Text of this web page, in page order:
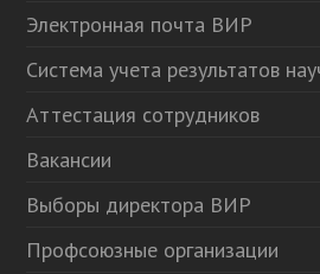
Электронная почта ВИР
Система учета результатов
Аттестация сотрудников
Вакансии
Выборы директора ВИР
Профсоюзные организации